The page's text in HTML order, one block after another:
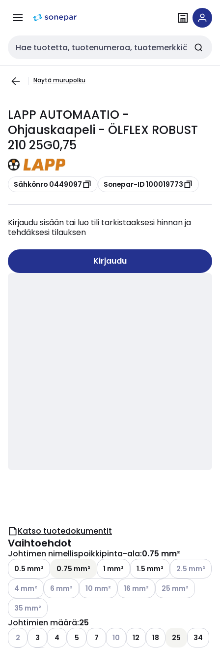
navigointiinsisältöön
Haku
Näytä murupolku
LAPP AUTOMAATIO -
Ohjauskaapeli - ÖLFLEX ROBUST
210 25G0,75
Kopioi
Sähkönro 0449097 Kopioi
Sonepar-ID 100019773
Kirjaudu sisään tai luo tili tarkistaaksesi hinnan ja
tehdäksesi tilauksen
Kirjaudu
Katso tuotedokumentit
Vaihtoehdot
Johtimen nimellispoikkipinta-ala:0.75 mm²
0.5 mm² 0.75 mm² 1 mm² 1.5 mm² Katso
2.5 mm²
Katso käytettävissä olevat vaihtoehdot
4 mm² Katso käytettävissä olevat vaihtoehdot
6 mm² Katso käytettävissä olevat vaihtoehdot
10 mm² Katso käytettävissä olevat
16 mm² Katso
25 mm²
Katso käytettävissä olevat vaihtoehdot
35 mm²
Johtimien määrä:25
Katso käytettävissä olevat vaihtoehdot
2 3 4 5 7 Katso käytettävissä olevat
10 12 18 25
34